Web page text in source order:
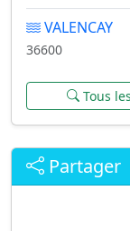
VALENCAY
36600
Tous
Partager